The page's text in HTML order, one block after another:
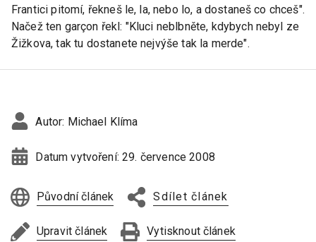
Frantici pitomí, řekneš le, la, nebo lo, a dostaneš co chceš".
Načež ten garçon řekl: "Kluci neblbněte, kdybych nebyl ze
Žižkova, tak tu dostanete nejvýše tak la merde".
Autor: Michael Klíma
Datum vytvoření:29. července 2008
Původní článek Sdílet článek
Upravit článek Vytisknout článek